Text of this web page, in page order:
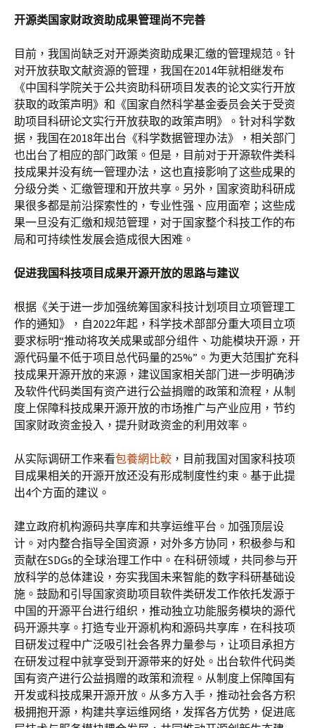
开源类国家财政资助成果管理尚不完善
目前，我国尚缺乏对开源类资助成果汇缴的管理规范。针
对开放获取文献资源的管理，我国在2014年就相继发布
《中国科学院关于公共资助科研项目发表的论文实行开放
获取的政策声明》和《国家自然科学基金委员会关于受资
助项目科研论文实行开放获取的政策声明》。针对科学数
据，我国在2018年出台《科学数据管理办法》，相关部门
也出台了相应的部门政策。但是，目前对于开源软件类科
技成果并没有统一管理办法，这也直接影响了这些成果的
分级分类、汇缴管理和开放共享。另外，国家资助科研成
果很多都是前沿探索性的，专业性强、应用面窄；这些成
果一旦没有汇缴和规范管理，对于国家整个科技工作的布
局和可持续性发展会造成很大困难。
促进我国科技项目成果开源开放的思路与建议
根据《关于进一步加强统筹国家科技计划项目立项管理工
作的通知》，自2022年起，科学技术部部分重大项目立项
要求标明“推动将攻关成果或部分组件、功能模块开源，开
源代码量不低于项目总代码量的25%”。为更大范围扩充科
技成果开源开放的来源，建议国家相关部门进一步明确涉
及软件代码类国有资产进行公益捐赠的政策和流程，从制
度上保障科技成果开源开放的市场推广与产业应用，节约
国家财政资金投入，提升财政资金的利用效率。
从实际调研工作来看包養網比較 ，目前我国对国家科技项
目成果相关的开源开放还没有形成制度性约束。基于此提
出4个方面的建议。
建立政府机构源码共享库和共享运维平台。加强顶层设
计。对内整合指导全国资源，对外多方协同，积极参与和
贡献在SDGs的全球治理工作中。在科研领域，共同参与开
放科学的总体建设，夯实我国未来智能的数字科研基础设
施。鼓励和引导国家资助项目软件类研发工作依托发源于
中国的开源平台进行组织，推动独立功能服务模块的源代
码开源共享。打造专业开源机构和源码共享库，在科技项
目研发过程中广泛吸引社会各界力量参与，让项目承担方
在研发过程中就享受到开源带来的好处。出台软件代码类
国有资产进行公益捐赠的政策和流程。从制度上保障国有
开发或科技成果开源开放。从多方入手，推动社会各方积
极拥抱开源，构建共享运维网络，发挥各方优势，促进底